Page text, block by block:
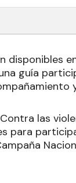
disponibles
guía
las
para